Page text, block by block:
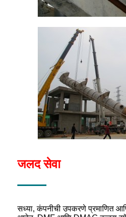
जलद सेवा
सध्या, कंपनीची उपकरणे प्रमाणित